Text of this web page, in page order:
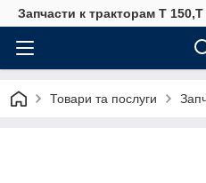
Запчасти к тракторам Т
Товари та послуги